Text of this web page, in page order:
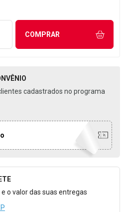
UMA UNIDADE
COMPRAR
cadastrados no programa
o Frete
o valor das suas entregas